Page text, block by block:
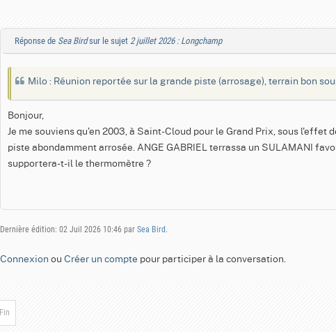
Réponse de Sea Birdsur le sujet 2 juillet 2026 : Longchamp
Milo : Réunion reportée sur la grande piste (arrosage), terrain bon
Bonjour,
Je me souviens qu'en 2003, à Saint-Cloud pour le Grand Prix, sous
piste abondamment arrosée. ANGE GABRIEL terrassa un SULAMANI
supportera-t-il le thermomètre ?
Dernière édition: 02 Juil 2026 10:46 par Sea Bird .
Connexion ou Créer un compte pour participer à la conversation.
Fin